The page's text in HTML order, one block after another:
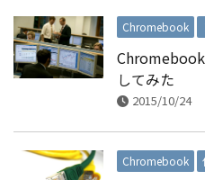
Chromebook
してみた
2015/10/24
Chromebook